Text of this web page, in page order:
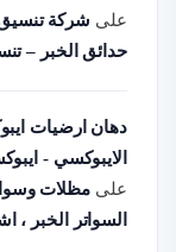
على
حدائق الخبر –
الايبوكسي -
على
السواتر الخبر ،